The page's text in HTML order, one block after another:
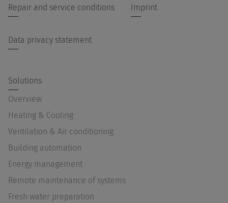
Repair and service conditions Imprint
Data privacy statement
Solutions
Overview
Heating & Cooling
Ventilation & Air conditioning
Building automation
Energy management
Remote maintenance of systems
Fresh water preparation